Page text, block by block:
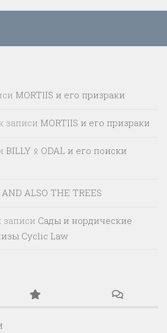
MORTIIS и его призраки
записи MORTIIS и его призраки
BILLY ᛟ ODAL и его поиски
AND ALSO THE TREES
записи Сады и нордические
Cyclic Law